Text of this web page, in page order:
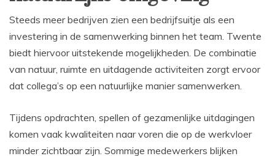
Steeds meer bedrijven zien een bedrijfsuitje als een
investering in de samenwerking binnen het team. Twente
biedt hiervoor uitstekende mogelijkheden. De combinatie
van natuur, ruimte en uitdagende activiteiten zorgt ervoor
dat collega’s op een natuurlijke manier samenwerken.
Tijdens opdrachten, spellen of gezamenlijke uitdagingen
komen vaak kwaliteiten naar voren die op de werkvloer
minder zichtbaar zijn. Sommige medewerkers blijken